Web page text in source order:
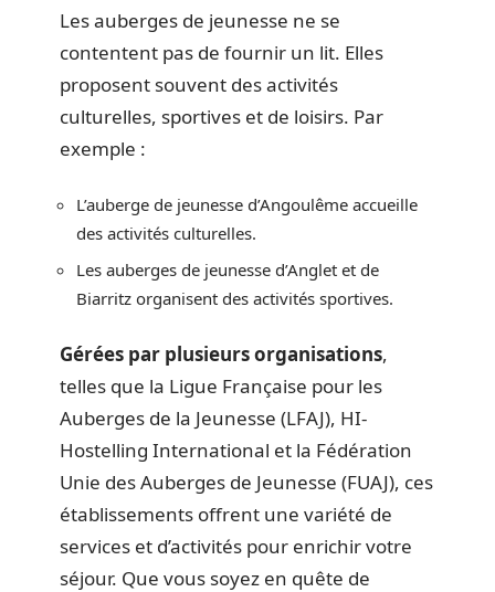
Les auberges de jeunesse ne se
contentent pas de fournir un lit. Elles
proposent souvent des activités
culturelles, sportives et de loisirs. Par
exemple :
L’auberge de jeunesse d’Angoulême accueille
des activités culturelles.
Les auberges de jeunesse d’Anglet et de
Biarritz organisent des activités sportives.
Gérées par plusieurs organisations,
telles que la Ligue Française pour les
Auberges de la Jeunesse (LFAJ), HI-
Hostelling International et la Fédération
Unie des Auberges de Jeunesse (FUAJ), ces
établissements offrent une variété de
services et d’activités pour enrichir votre
séjour. Que vous soyez en quête de